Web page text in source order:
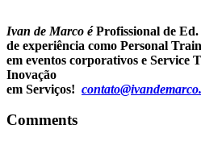
Ivan de Marco éProfissional de Ed.
de experiência como Personal
em eventos corporativos e Service
Inovação
em Serviços!
Comments